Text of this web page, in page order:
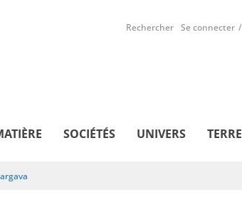
Rechercher Se connecter
SOCIÉTÉS UNIVERS TERRE